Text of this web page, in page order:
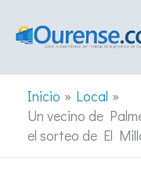
Inicio
Local
Un vecino de
el sorteo de El